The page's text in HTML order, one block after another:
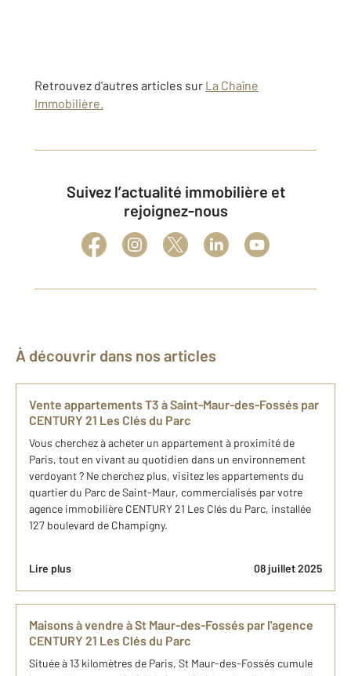
Retrouvez d'autres articles sur La Chaîne
Immobilière.
Suivez l’actualité immobilière et
rejoignez-nous
À découvrir dans nos articles
Vente appartements T3 à Saint-Maur-des-Fossés par
CENTURY 21 Les Clés du Parc
Vous cherchez à acheter un appartement à proximité de
Paris, tout en vivant au quotidien dans un environnement
verdoyant ? Ne cherchez plus, visitez les appartements du
quartier du Parc de Saint-Maur, commercialisés par votre
agence immobilière CENTURY 21 Les Clés du Parc, installée
127 boulevard de Champigny.
Lire plus 08 juillet 2025
Maisons à vendre à St Maur-des-Fossés par l'agence
CENTURY 21 Les Clés du Parc
Située à 13 kilomètres de Paris, St Maur-des-Fossés cumule